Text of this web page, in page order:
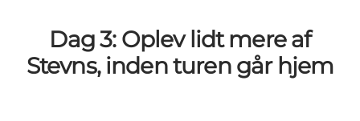
Dag 3: Oplev lidt mere af
Stevns, inden turen går hjem